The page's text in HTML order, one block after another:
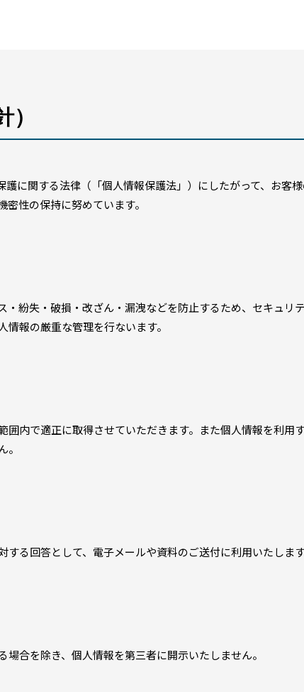
）
に関する法律（「個人情報保護法」）にしたがって、お客
性の保持に努めています。
紛失・破損・改ざん・漏洩などを防止するため、セキュリ
報の厳重な管理を行ないます。
内で適正に取得させていただきます。また個人情報を利用
る回答として、電子メールや資料のご送付に利用いたします
合を除き、個人情報を第三者に開示いたしません。